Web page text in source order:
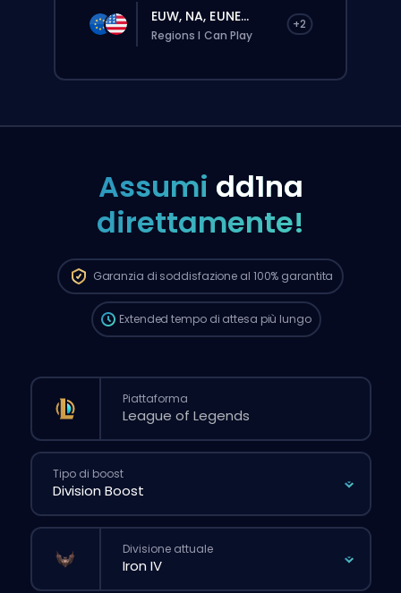
EUW, NA, EUNE... +2
Regions I Can Play
Assumi dd1na
direttamente!
Garanzia di soddisfazione al 100% garantita
L’ordine verrà assegnato
automaticamente a questo booster,
più lunghi rispetto a quando fai un ordine
normale dal sito.
Extended tempo di attesa più lungo
Piattaforma
Tipo di boost
Divisione attuale